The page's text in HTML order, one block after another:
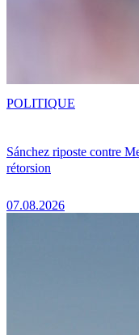
Sánchez riposte contre
rétorsion
07.08.2026
POLITIQUE